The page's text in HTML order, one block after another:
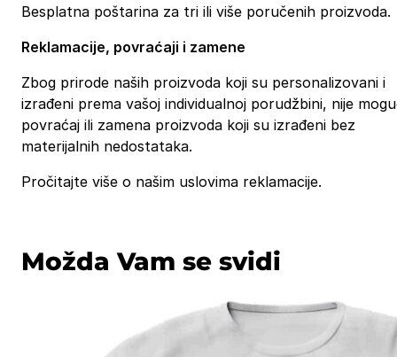
Besplatna poštarina za tri ili više poručenih proizvoda.
Reklamacije, povraćaji i zamene
Zbog prirode naših proizvoda koji su personalizovani i
izrađeni prema vašoj individualnoj porudžbini, nije
povraćaj ili zamena proizvoda koji su izrađeni bez
materijalnih nedostataka.
Pročitajte više o našim uslovima reklamacije.
Možda Vam se svidi